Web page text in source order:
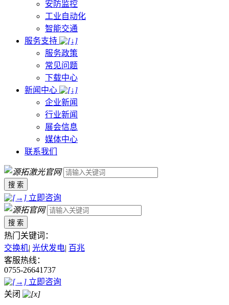
安防监控
工业自动化
智能交通
服务支持
服务政策
常见问题
下载中心
新闻中心
企业新闻
行业新闻
展会信息
媒体中心
联系我们
搜 索
立即咨询
搜 索
热门关键词：
交换机| 光伏发电| 百兆
客服热线：
0755-26641737
立即咨询
关闭